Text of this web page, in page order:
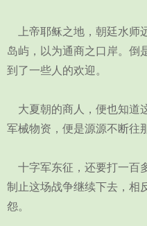
上帝耶稣之地，朝廷水师
岛屿，以为通商之口岸。倒
到了一些人的欢迎。
大夏朝的商人，便也知道
军械物资，便是源源不断往
十字军东征，还要打一百
制止这场战争继续下去，相
怨。